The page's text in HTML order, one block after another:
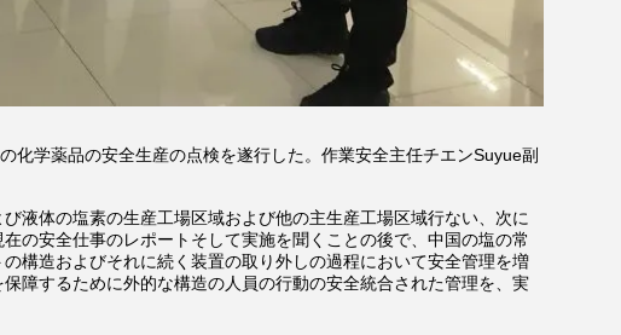
学薬品の安全生産の点検を遂行した。作業安全主任チエンSuyue副
液体の塩素の生産工場区域および他の主生産工場区域行ない、次に
の安全仕事のレポートそして実施を聞くことの後で、中国の塩の常
構造およびそれに続く装置の取り外しの過程において安全管理を増
障するために外的な構造の人員の行動の安全統合された管理を、実